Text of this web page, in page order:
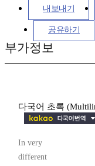
내보내기
공유하기
부가정보
다국어 초록
In very
different